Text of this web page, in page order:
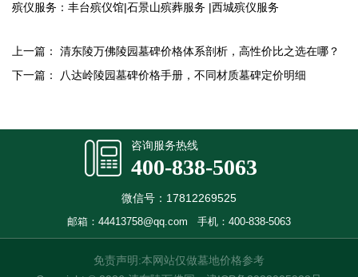
殡仪服务： 丰台殡仪馆|石景山殡葬服务 |西城殡仪服务
上一篇： 清东陵万佛陵园墓碑价格体系剖析，高性价比之选在哪？
下一篇：
八达岭陵园墓碑价格手册，不同材质墓碑定价明细
咨询服务热线
400-838-5063
微信号：17812269525
邮箱：44413758@qq.com 手机：400-838-5063
免责声明:本网站仅做墓地价格参考